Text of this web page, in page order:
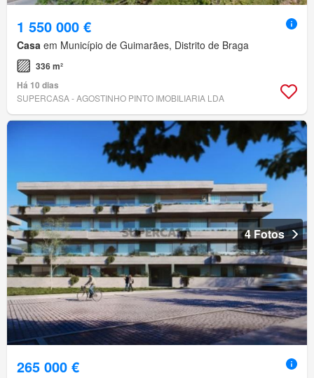
1 550 000 €
Casa em Município de Guimarães, Distrito de Braga
336 m²
Há 10 dias
SUPERCASA - AGOSTINHO PINTO IMOBILIARIA LDA
4 Fotos
265 000 €